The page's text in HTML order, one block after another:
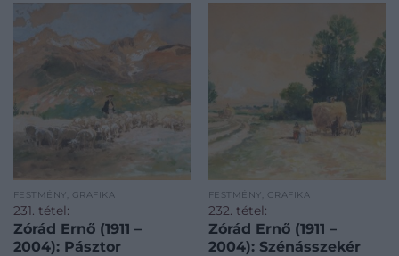
FESTMÉNY, GRAFIKA
231. tétel:
Zórád Ernő (1911 –
2004): Pásztor
FESTMÉNY, GRAFIKA
232. tétel:
Zórád Ernő (1911 –
2004): Szénásszekér